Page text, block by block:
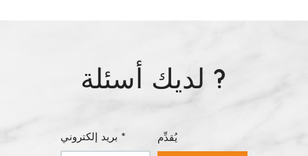
لديك أسئلة ?
بريد إلكتروني * يُقدِّم